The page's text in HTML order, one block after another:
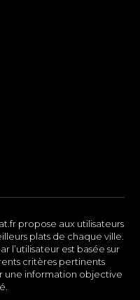
propose aux utilisateurs
plats de chaque ville.
l’utilisateur est basée sur
critères pertinents
une information objective